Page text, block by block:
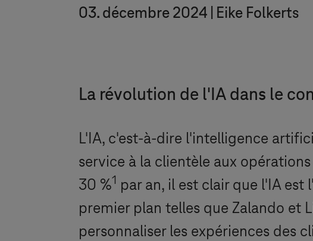
03. décembre 2024 Eike Folkerts
La révolution de l'IA dans le
L'IA, c'est-à-dire l'intelligence
service à la clientèle aux
30 %1 par an, il est clair que l'IA
premier plan telles que Zalando et
personnaliser les expériences des